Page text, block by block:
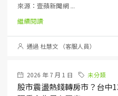
來源：壹蘋新聞網 ...
繼續閱讀
通過 杜慧文 （客服人員）
2026 年 7 月 1 日 未分類
股市震盪熱錢轉房市？台中